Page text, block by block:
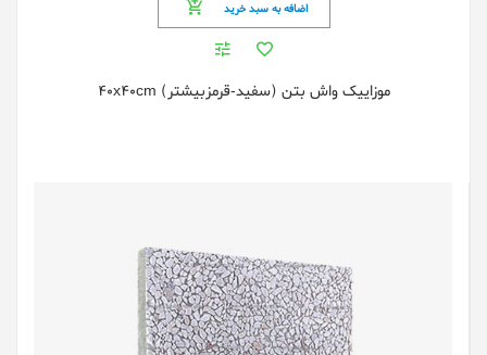
اضافه به سبد خرید
موزایيک واش بتن (سفید-قرمزبیشتر) 40x40cm